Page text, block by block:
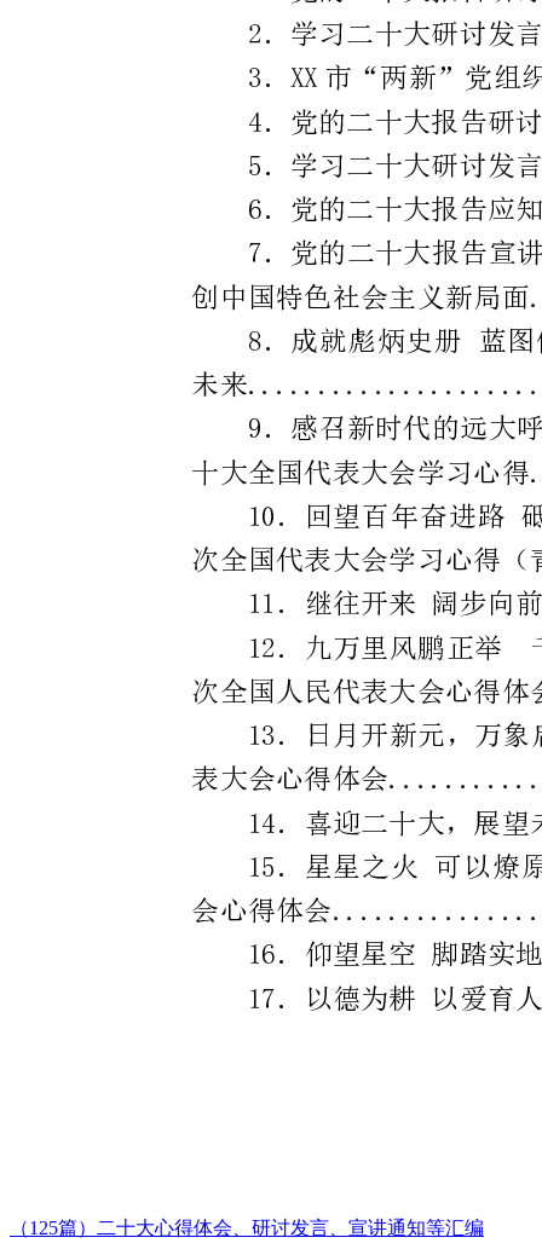
（125篇）二十大心得体会、研讨发言、宣讲通知等汇编